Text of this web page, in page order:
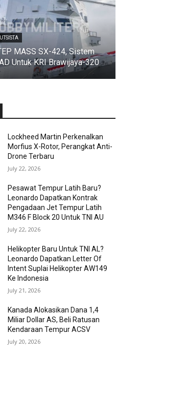
MASS SX-424, Sistem
Untuk KRI Brawijaya-320
Lockheed Martin Perkenalkan
Morfius X-Rotor, Perangkat Anti-
Drone Terbaru
July 22, 2026
Pesawat Tempur Latih Baru?
Leonardo Dapatkan Kontrak
Pengadaan Jet Tempur Latih
M346 F Block 20 Untuk TNI AU
July 22, 2026
Helikopter Baru Untuk TNI AL?
Leonardo Dapatkan Letter Of
Intent Suplai Helikopter AW149
Ke Indonesia
July 21, 2026
Kanada Alokasikan Dana 1,4
Miliar Dollar AS, Beli Ratusan
Kendaraan Tempur ACSV
July 20, 2026